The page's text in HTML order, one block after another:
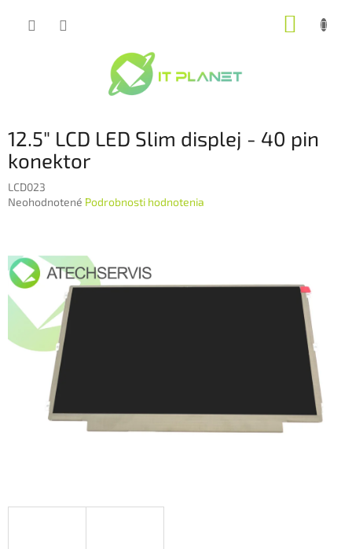
12.5" LCD LED Slim displej - 40 pin
konektor
LCD023
Priemerné
0,0
z
hviezdičiek.
Neohodnotené Podrobnosti hodnotenia